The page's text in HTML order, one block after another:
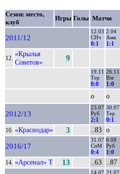
Сезон: место,
клуб
Игры Голы Матчи
2011/12
12.03
СНч
0:1
2.04
Амк
1:1
12.
«Крылья
Советов»
9
19.11
Тер
0:0
26.11
Влг
1:0
о о
2012/13
23.07
Руб
2:1
30.07
Тер
0:1
10. «Краснодар» 3 ..83 о
2016/17
31.07
СпМ
0:4
6.08
Руб
1:0
14. «Арсенал» Т 13 ..63 ..87
14.07 21.07